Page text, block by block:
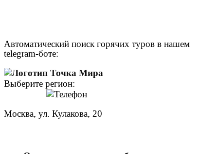
Автоматический поиск горячих туров в нашем
telegram-боте:
Выберите регион:
Москва, ул. Кулакова, 20